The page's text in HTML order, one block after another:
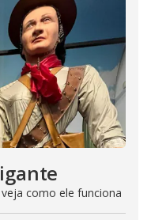
como ele funciona